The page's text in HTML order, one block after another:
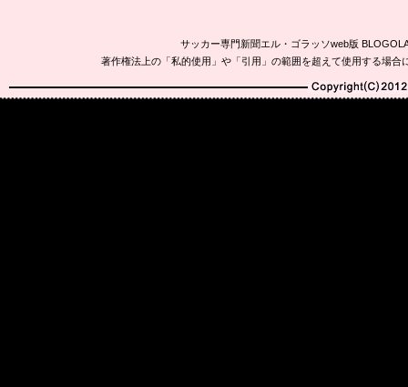
サッカー専門新聞エル・ゴラッソweb版
著作権法上の「私的使用」や「引用」の範囲を超えて使用する場
Copyright(C)2010-